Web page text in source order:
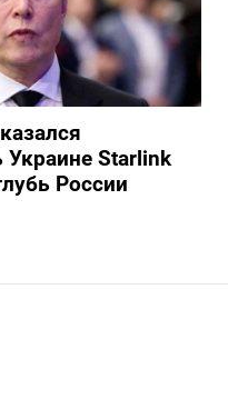
Украине Starlink
России